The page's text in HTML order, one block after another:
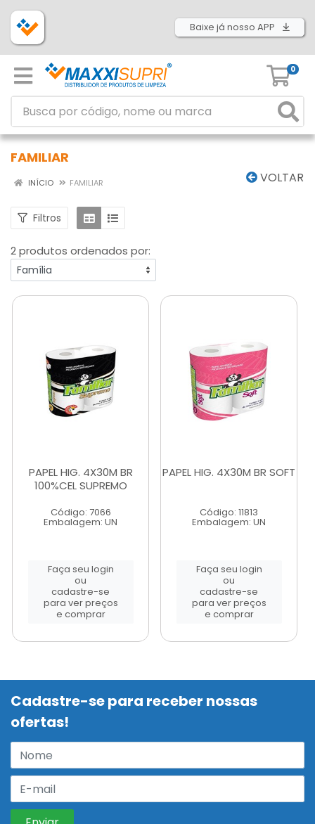
Baixe já nosso APP
0
FAMILIAR
VOLTAR
INÍCIO FAMILIAR
Filtros
2 produtos ordenados por:
PAPEL HIG. 4X30M BR
100%CEL SUPREMO
Código: 7066
Embalagem: UN
Faça seu login
ou
cadastre-se
para ver preços
e comprar
PAPEL HIG. 4X30M BR SOFT
Código: 11813
Embalagem: UN
Faça seu login
ou
cadastre-se
para ver preços
e comprar
Cadastre-se para receber nossas
ofertas!